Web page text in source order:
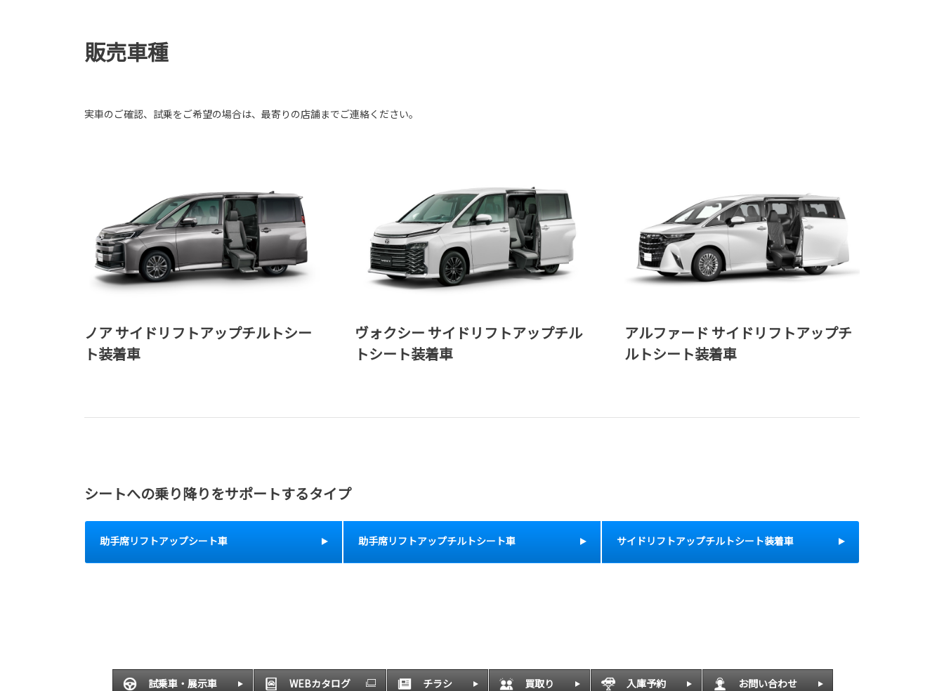
販売車種
実車のご確認、試乗をご希望の場合は、最寄りの店舗までご連絡ください。
ノア サイドリフトアップチルトシー
ト装着車
ヴォクシー サイドリフトアップチル
トシート装着車
アルファード サイドリフトアップチ
ルトシート装着車
シートへの乗り降りをサポートするタイプ
助手席リフトアップシート車 助手席リフトアップチルトシート車 サイドリフトアップチルトシート装着車
試乗車・展示車 WEBカタログ チラシ 買取り 入庫予約 お問い合わせ